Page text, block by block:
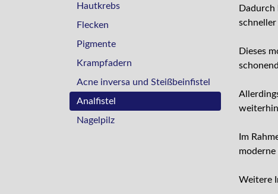
Dadurch
Dieses
Im
Weitere
Hautkrebs
Flecken
Pigmente
Krampfadern
Acne inversa und Steißbeinfistel
Analfistel
Nagelpilz